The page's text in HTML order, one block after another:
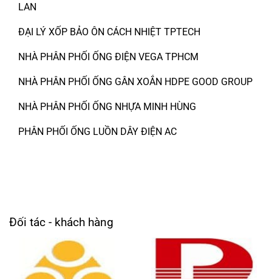
LAN
ĐẠI LÝ XỐP BẢO ÔN CÁCH NHIỆT TPTECH
NHÀ PHÂN PHỐI ỐNG ĐIỆN VEGA TPHCM
NHÀ PHÂN PHỐI ỐNG GÂN XOẮN HDPE GOOD GROUP
NHÀ PHÂN PHỐI ỐNG NHỰA MINH HÙNG
PHÂN PHỐI ỐNG LUỒN DÂY ĐIỆN AC
Đối tác - khách hàng